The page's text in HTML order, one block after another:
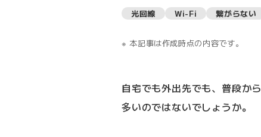
光回線 Wi-Fi 繋がらない
本記事は作成時点の内容です。
自宅でも外出先でも、普段か
多いのではないでしょうか。